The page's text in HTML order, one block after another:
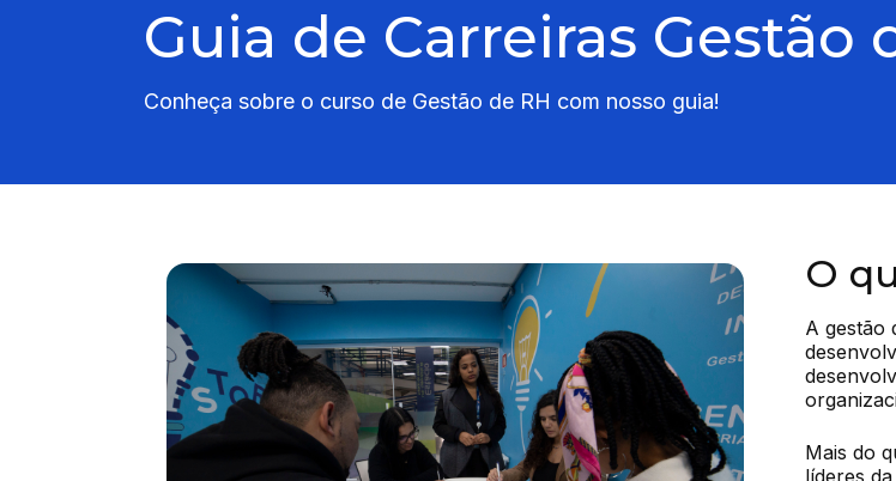
Guia de Carreiras Gestão
Conheça sobre o curso de Gestão de RH com nosso guia!
O
A gestão
Mais do
líderes